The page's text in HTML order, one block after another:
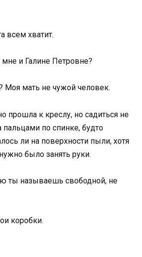
всем хватит.
и Галине Петровне?
Моя мать не чужой человек.
прошла к креслу, но садиться не
пальцами по спинке, будто
ли на поверхности пыли, хотя
было занять руки.
ты называешь свободной, не
коробки.